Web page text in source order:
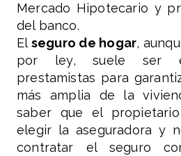
Mercado Hipotecario y
del banco.
El seguro de hogar,
por ley, suele ser
prestamistas para
más amplia de la
saber que el
elegir la aseguradora y
contratar el seguro